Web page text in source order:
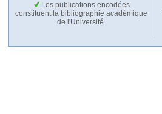
Les publications encodées
constituent la bibliographie académique
de l'Université.